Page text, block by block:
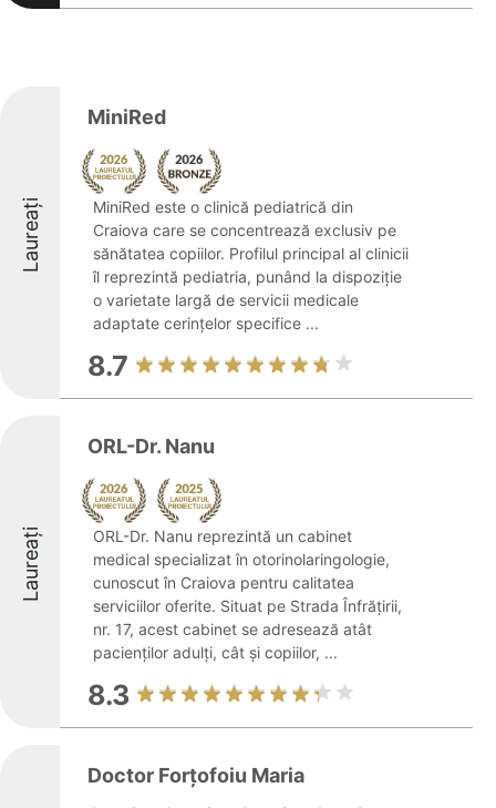
Laureați
MiniRed
MiniRed este o clinică pediatrică din
Craiova care se concentrează exclusiv pe
sănătatea copiilor. Profilul principal al clinicii
îl reprezintă pediatria, punând la dispoziție
o varietate largă de servicii medicale
adaptate cerințelor specifice ...
8.7
Laureați
ORL-Dr. Nanu
ORL-Dr. Nanu reprezintă un cabinet
medical specializat în otorinolaringologie,
cunoscut în Craiova pentru calitatea
serviciilor oferite. Situat pe Strada Înfrățirii,
nr. 17, acest cabinet se adresează atât
pacienților adulți, cât și copiilor, ...
8.3
Doctor Forțofoiu Maria